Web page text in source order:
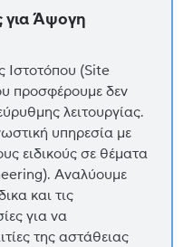
για Άψογη
Ιστοτόπου (Site
προσφέρουμε δεν
λειτουργίας.
υπηρεσία με
ειδικούς σε θέματα
Αναλύουμε
και τις
για να
της αστάθειας